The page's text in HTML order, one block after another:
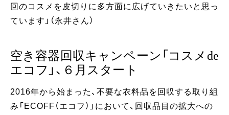
回のコスメを皮切りに多方面に広げていきたいと思っ
ています」（永井さん）
空き容器回収キャンペーン「コスメde
エコフ」、６月スタート
2016年から始まった、不要な衣料品を回収する取り組
み「ECOFF（エコフ）」において、回収品目の拡大への